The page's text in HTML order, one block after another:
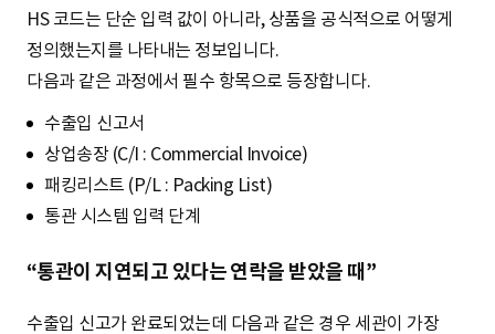
HS 코드는 단순 입력 값이 아니라, 상품을 공식적으로 어떻게
정의했는지를 나타내는 정보입니다.
다음과 같은 과정에서 필수 항목으로 등장합니다.
수출입 신고서
상업송장 (C/I : Commercial Invoice)
패킹리스트 (P/L : Packing List)
통관 시스템 입력 단계
“통관이 지연되고 있다는 연락을 받았을 때”
수출입 신고가 완료되었는데 다음과 같은 경우 세관이 가장